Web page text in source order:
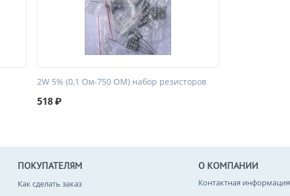
2W 5% (0,1 Ом-750 ОМ) набор резисторов
518₽
ПОКУПАТЕЛЯМ
Как сделать заказ
О КОМПАНИИ
Контактная информация